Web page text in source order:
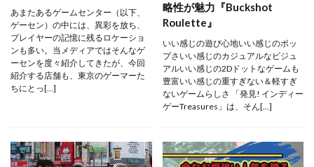
あまたあるゲームセンター（以下、
ゲーセン）の中には、異彩を放ち、
プレイヤーの記憶に残るロケーショ
ンも多い。当メディアではそんなゲ
ーセンを度々紹介してきたが、今回
紹介する店舗も、東京のゲーマーた
ちにとっ[…]
略性が魅力『Buckshot
Roulette』
いい感じの遊び心地いい感じのポッ
プさいい感じのカジュアルなビジュ
アルいい感じの2Dドットなゲームも
豊富いい感じの重すぎない＆軽すぎ
ないゲームらしさ 「発見! インディー
ゲーTreasures」は、そん[…]